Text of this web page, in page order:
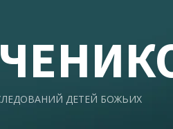
ДЕТЕЙ БОЖЬИХ